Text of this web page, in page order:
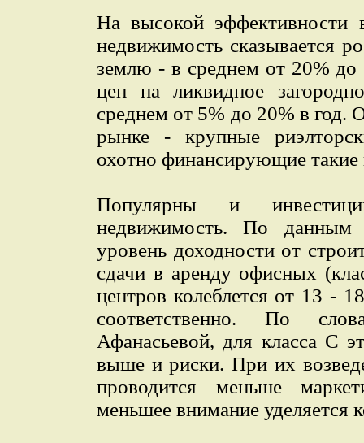
На высокой эффективности
недвижимость сказывается
землю - в среднем от 20%
цен на ликвидное
среднем от 5% до 20% в год.
рынке - крупные
охотно финансирующие такие
Популярны и
недвижимость. По данным
уровень доходности от
сдачи в аренду офисных
центров колеблется от 13 -
соответственно. По
Афанасьевой, для класса С
выше и риски. При их
проводится меньше
меньшее внимание уделяется